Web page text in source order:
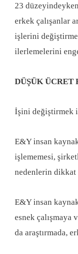
23
erkek çalışanlar
işlerini
ilerlemelerini
DÜŞÜK ÜCRET
İşini değiştirmek
E&Y insan
işlememesi,
nedenlerin
E&Y insan
esnek çalışmaya
da araştırmada,